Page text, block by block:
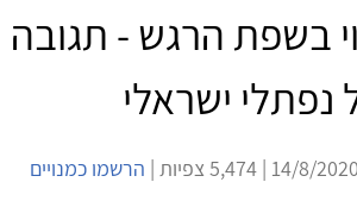
בשפת הרגש - תגובה
נפתלי ישראלי
הרשמו כמנויים